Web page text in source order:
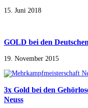
15. Juni 2018
GOLD bei den
19. November 2015
3x Gold bei den
Neuss